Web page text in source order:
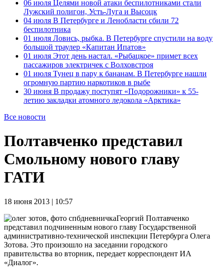
06 июля Целями новой атаки беспилотниками стали
Лужский полигон, Усть-Луга и Высоцк
04 июля В Петербурге и Ленобласти сбили 72
беспилотника
01 июля Ловись, рыбка. В Петербурге спустили на воду
большой траулер «Капитан Ипатов»
01 июля Этот день настал. «Рыбацкое» примет всех
пассажиров электричек с Волховстроя
01 июля Тунец в пару к бананам. В Петербурге нашли
огромную партию наркотиков в рыбе
30 июня В продажу поступят «Подорожники» к 55-
летию закладки атомного ледокола «Арктика»
Все новости
Полтавченко представил
Смольному нового главу
ГАТИ
18 июня 2013 | 10:57
Георгий Полтавченко
представил подчиненным нового главу Государственной
административно-технической инспекции Петербурга Олега
Зотова. Это произошло на заседании городского
правительства во вторник, передает корреспондент ИА
«Диалог».